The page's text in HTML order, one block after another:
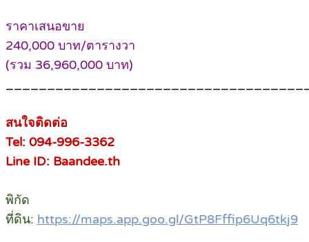
ราคาเสนอขาย
240,000 บาท/ตารางวา
(รวม 36,960,000 บาท)
สนใจติดต่อ
Tel: 094-996-3362
Line ID: Baandee.th
พิกัด
ที่ดิน: https://maps.app.goo.gl/GtP8Fffip6Uq6tkj9